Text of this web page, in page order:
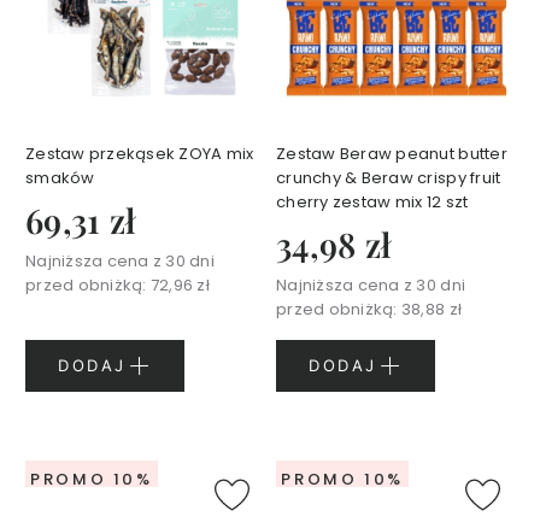
a
D
r
m
a
o
i
Zestaw przekąsek ZOYA mix
smaków
69,31 zł
Najniższa cena z 30 dni
przed obniżką: 72,96 zł
DODAJ
Zestaw Beraw peanut butter
crunchy & Beraw crispy fruit
cherry zestaw mix 12 szt
34,98 zł
Najniższa cena z 30 dni
przed obniżką: 38,88 zł
DODAJ
PROMO 10% PROMO 10%